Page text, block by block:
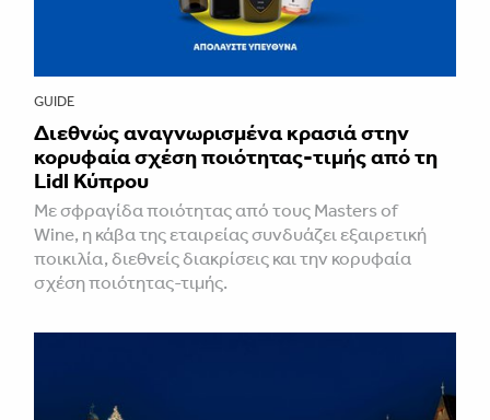
GUIDE
Διεθνώς αναγνωρισμένα κρασιά στην
κορυφαία σχέση ποιότητας-τιμής από τη
Lidl Κύπρου
Με σφραγίδα ποιότητας από τους Masters of
Wine, η κάβα της εταιρείας συνδυάζει εξαιρετική
ποικιλία, διεθνείς διακρίσεις και την κορυφαία
σχέση ποιότητας-τιμής.